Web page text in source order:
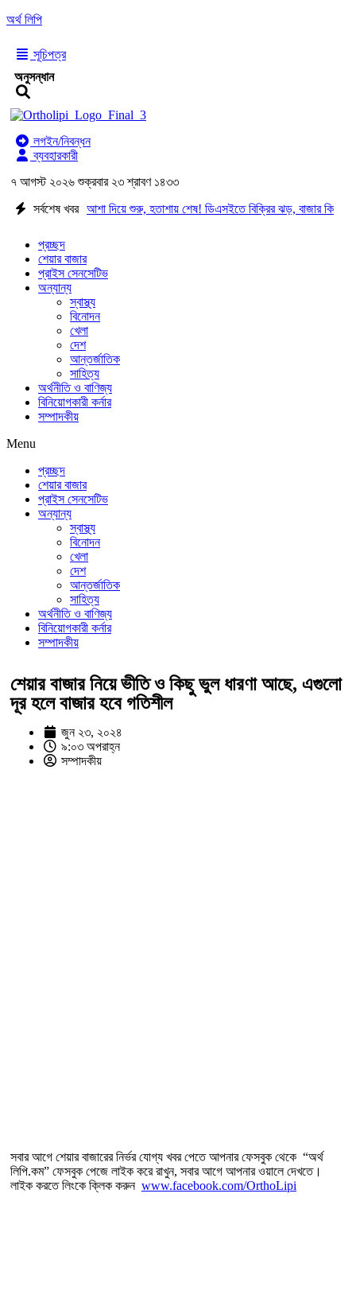
অর্থ লিপি
সূচিপত্র
অনুসন্ধান
লগইন/নিবন্ধন
ব্যবহারকারী
৭ আগস্ট ২০২৬ শুক্রবার ২৩ শ্রাবণ ১৪৩৩
সর্বশেষ খবর আশা দিয়ে শুরু, হতাশায় শেষ! ডিএসইতে বিক্রির ঝড়, বাজার কি
ফিরছে, বাড়ছে লেনদেন, বাজারের পরবর্তী গন্তব্য কোথায়?
লেনদেন ১২০০ কোটি ছাড়ালেও সূচকে মন্দা: নিস্প্রাণ শেয়ারবাজার,
নেপথ্যে কী?
প্রতিকার
৯০ হাজার মার্কিন ডলার রেমিট্যান্স
প্রচ্ছদ
শেয়ার বাজার
প্রাইস সেনসেটিভ
অন্যান্য
স্বাস্থ্য
বিনোদন
খেলা
দেশ
আন্তর্জাতিক
সাহিত্য
অর্থনীতি ও বাণিজ্য
বিনিয়োগকারী কর্নার
সম্পাদকীয়
Menu
প্রচ্ছদ
শেয়ার বাজার
প্রাইস সেনসেটিভ
অন্যান্য
স্বাস্থ্য
বিনোদন
খেলা
দেশ
আন্তর্জাতিক
সাহিত্য
অর্থনীতি ও বাণিজ্য
বিনিয়োগকারী কর্নার
সম্পাদকীয়
শেয়ার বাজার নিয়ে ভীতি ও কিছু ভুল ধারণা আছে, এগুলো
দূর হলে বাজার হবে গতিশীল
জুন ২৩, ২০২৪
৯:০৩ অপরাহ্ন
সম্পাদকীয়
সবার আগে শেয়ার বাজারের নির্ভর যোগ্য খবর পেতে আপনার ফেসবুক থেকে “অর্থ
লিপি.কম” ফেসবুক পেজে লাইক করে রাখুন, সবার আগে আপনার ওয়ালে দেখতে।
লাইক করতে লিংকে ক্লিক করুন www.facebook.com/OrthoLipi